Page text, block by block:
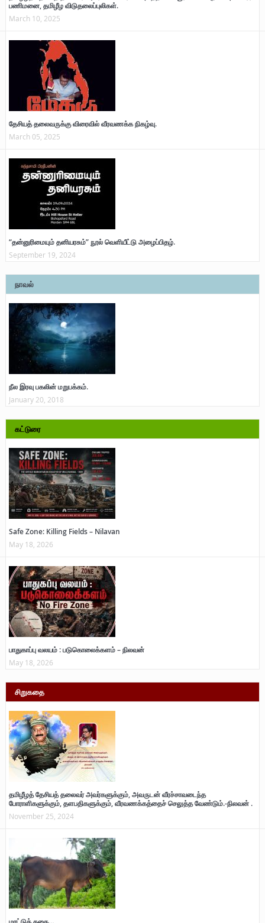
பணிமனை, தமிழீழ விடுதலைப்புலிகள்.
March 10, 2025
தேசியத் தலைவருக்கு விரைவில் வீரவணக்க நிகழ்வு.
March 05, 2025
“தன்னுரிமையும் தனியரசும்” நூல் வெளியீட்டு அழைப்பிதழ்.
September 19, 2024
நாவல்
நீல இரவு பகலின் மறுபக்கம்.
January 20, 2018
கட்டுரை
Safe Zone: Killing Fields – Nilavan
May 18, 2026
பாதுகாப்பு வலயம் : படுகொலைக்களம் – நிலவன்
May 18, 2026
சிறுகதை
தமிழீழத் தேசியத் தலைவர் அவர்களுக்கும், அவருடன் வீரச்சாவடைந்த
போராளிகளுக்கும், தளபதிகளுக்கும், வீரவணக்கத்தைச் செலுத்த வேண்டும்.-நிலவன் .
November 25, 2024